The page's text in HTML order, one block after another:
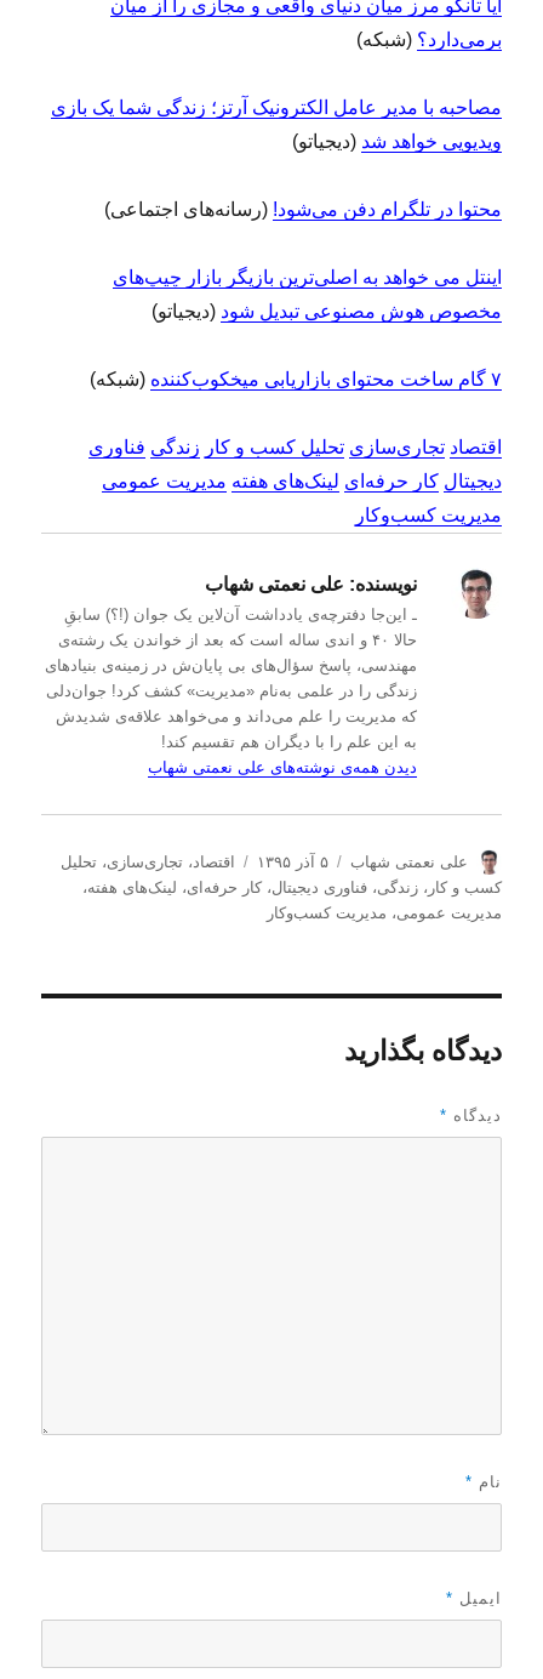
آیا تانگو مرز میان دنیای واقعی و مجازی را از میان
برمی‌دارد؟ (شبکه)
مصاحبه با مدیر عامل الکترونیک آرتز؛ زندگی شما یک بازی
ویدیویی خواهد شد (دیجیاتو)
محتوا در تلگرام دفن می‌شود! (رسانه‌های اجتماعی)
اینتل می خواهد به اصلی‌ترین بازیگر بازار چیپ‌های
مخصوص هوش مصنوعی تبدیل شود (دیجیاتو)
۷ گام ساخت محتوای بازاریابی میخکوب‌کننده (شبکه)
اقتصاد تجاری‌سازی تحلیل کسب و کار زندگی فناوری
دیجیتال کار حرفه‌ای لینک‌های هفته مدیریت عمومی
مدیریت کسب‌و‌کار
نویسنده: علی نعمتی شهاب
ـ این‌جا دفترچه‌ی یادداشت‌ آن‌لاین یک جوان (!؟) سابقِ
حالا ۴۰ و اندی ساله است که بعد از خواندن یک رشته‌ی
مهندسی، پاسخ سؤال‌های بی پایان‌ش در زمینه‌ی بنیادهای
زندگی را در علمی به‌نام «مدیریت» کشف کرد! جوان‌دلی
که مدیریت را علم می‌داند و می‌خواهد علاقه‌ی شدیدش
به این علم را با دیگران هم تقسیم کند!
دیدن همه‌ی نوشته‌های علی نعمتی شهاب
ن
و
ی
علی نعمتی شهاب
ا
ر
س
۵ آذر ۱۳۹۵
د
س
اقتصاد ،تجاری‌سازی،تحلیل
كسب و كار ،زندگی،فناوری دیجیتال،کار حرفه‌ای، لینک‌های هفته،
مدیریت عمومی، مدیریت كسب‌و‌كار
دیدگاه بگذارید
دیدگاه *
نام *
ایمیل *